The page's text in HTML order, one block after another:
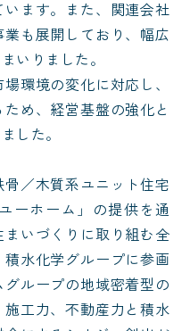
ます。また、関連会社
も展開しており、幅広
いりました。
環境の変化に対応し、
め、経営基盤の強化と
した。
／木質系ユニット住宅
ーホーム」の提供を通
いづくりに取り組む全
水化学グループに参画
ループの地域密着型の
工力、不動産力と積水